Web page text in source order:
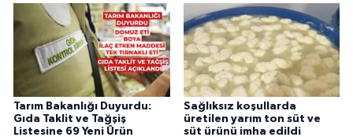
Tarım Bakanlığı Duyurdu:
Gıda Taklit ve Tağşiş
Listesine 69 Yeni Ürün
Sağlıksız koşullarda
üretilen yarım ton süt ve
süt ürünü imha edildi